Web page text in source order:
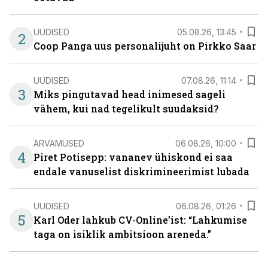
2 UUDISED 05.08.26, 13:45
Coop Panga uus personalijuht on Pirkko Saar
3
UUDISED 07.08.26, 11:14
Miks pingutavad head inimesed sageli
vähem, kui nad tegelikult suudaksid?
4
ARVAMUSED 06.08.26, 10:00
Piret Potisepp: vananev ühiskond ei saa
endale vanuselist diskrimineerimist lubada
5
UUDISED 06.08.26, 01:26
Karl Oder lahkub CV-Online’ist: “Lahkumise
taga on isiklik ambitsioon areneda.”